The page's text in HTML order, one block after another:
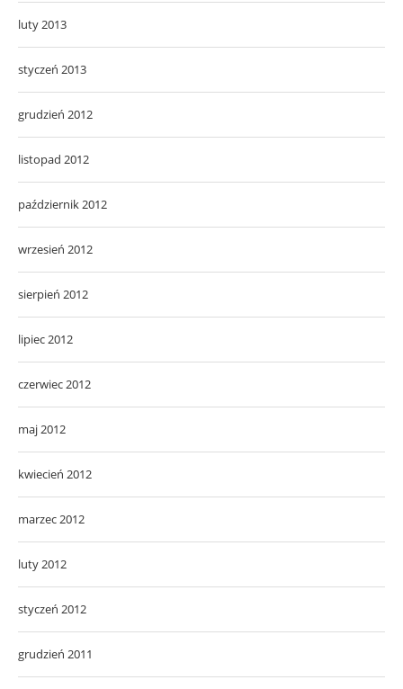
luty 2013
styczeń 2013
grudzień 2012
listopad 2012
październik 2012
wrzesień 2012
sierpień 2012
lipiec 2012
czerwiec 2012
maj 2012
kwiecień 2012
marzec 2012
luty 2012
styczeń 2012
grudzień 2011